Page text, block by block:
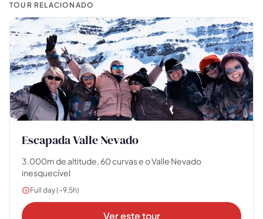
TOUR RELACIONADO
Escapada Valle Nevado
3.000m de altitude, 60 curvas e o Valle Nevado
inesquecível
Full day (~9,5h)
Ver este tour
🗺️
Suas experiências aparecem aqui
Responda as perguntas ao lado para filtrar os
tours e pacotes.